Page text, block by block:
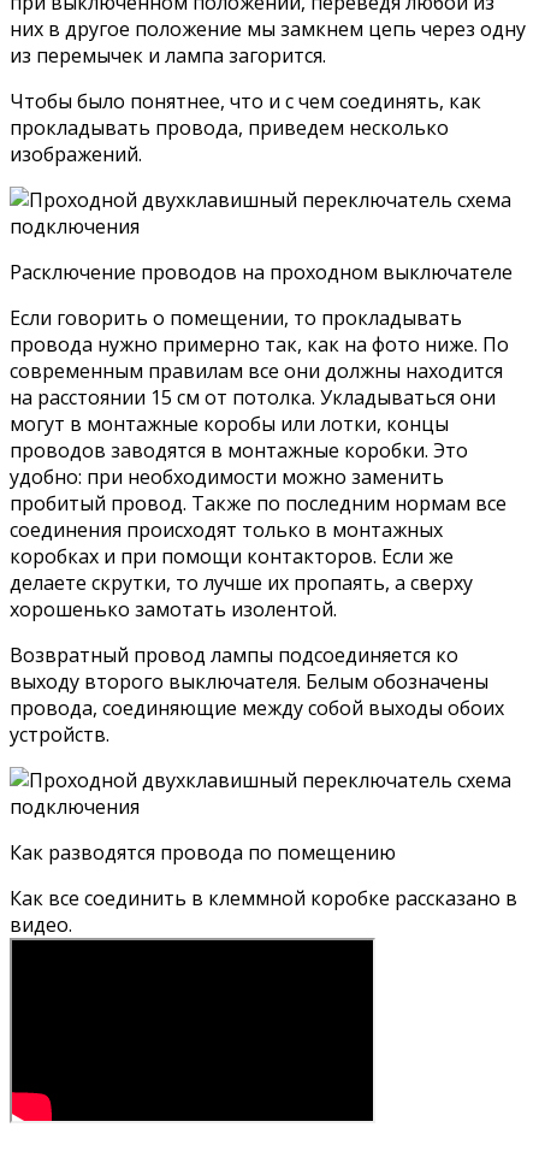
них в другое положение мы замкнем цепь через одну
из перемычек и лампа загорится.
Чтобы было понятнее, что и с чем соединять, как
прокладывать провода, приведем несколько
изображений.
Расключение проводов на проходном выключателе
Если говорить о помещении, то прокладывать
провода нужно примерно так, как на фото ниже. По
современным правилам все они должны находится
на расстоянии 15 см от потолка. Укладываться они
могут в монтажные коробы или лотки, концы
проводов заводятся в монтажные коробки. Это
удобно: при необходимости можно заменить
пробитый провод. Также по последним нормам все
соединения происходят только в монтажных
коробках и при помощи контакторов. Если же
делаете скрутки, то лучше их пропаять, а сверху
хорошенько замотать изолентой.
Возвратный провод лампы подсоединяется ко
выходу второго выключателя. Белым обозначены
провода, соединяющие между собой выходы обоих
устройств.
Как разводятся провода по помещению
Как все соединить в клеммной коробке рассказано в
видео.